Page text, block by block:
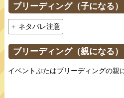
ブリーディング（子になる）
ネタバレ注意
ブリーディング（親になる）
イベントぶたはブリーディングの親